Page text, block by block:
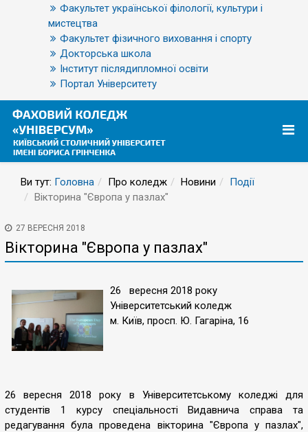
Факультет української філології, культури і
мистецтва
Факультет фізичного виховання і спорту
Докторська школа
Інститут післядипломної освіти
Портал Університету
Ви тут: Головна Про коледж Новини
Події
Вікторина "Європа у пазлах"
27 ВЕРЕСНЯ 2018
Вікторина "Європа у пазлах"
26 вересня 2018 року
Університетський коледж
м. Київ, просп. Ю. Гагаріна, 16
26 вересня 2018 року в Університетському коледжі для
студентів 1 курсу спеціальності Видавнича справа та
редагування була проведена вікторина "Європа у пазлах",